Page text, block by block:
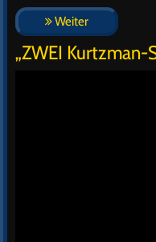
Weiter
„ZWEI Kurtzman-